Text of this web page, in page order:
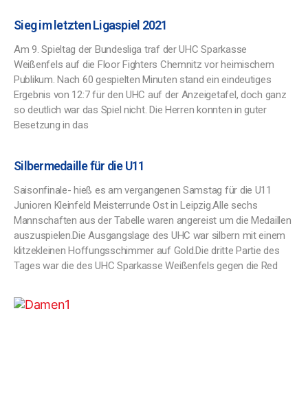
Sieg im letzten Ligaspiel 2021
Am 9. Spieltag der Bundesliga traf der UHC Sparkasse
Weißenfels auf die Floor Fighters Chemnitz vor heimischem
Publikum. Nach 60 gespielten Minuten stand ein eindeutiges
Ergebnis von 12:7 für den UHC auf der Anzeigetafel, doch ganz
so deutlich war das Spiel nicht. Die Herren konnten in guter
Besetzung in das
Silbermedaille für die U11
Saisonfinale- hieß es am vergangenen Samstag für die U11
Junioren Kleinfeld Meisterrunde Ost in Leipzig.Alle sechs
Mannschaften aus der Tabelle waren angereist um die Medaillen
auszuspielen.Die Ausgangslage des UHC war silbern mit einem
klitzekleinen Hoffungsschimmer auf Gold.Die dritte Partie des
Tages war die des UHC Sparkasse Weißenfels gegen die Red